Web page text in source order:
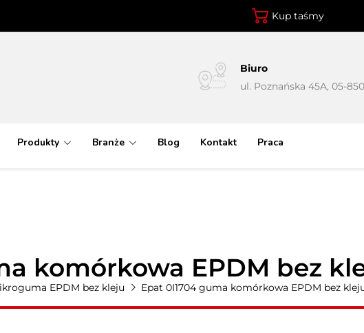
Kup taśmy
Biuro
ul. Poznańska 45A, 05-
Produkty Branże Blog Kontakt Praca
komórkowa EPDM bez
EPDM bez kleju Epat 0I1704 guma komórkowa EPDM bez